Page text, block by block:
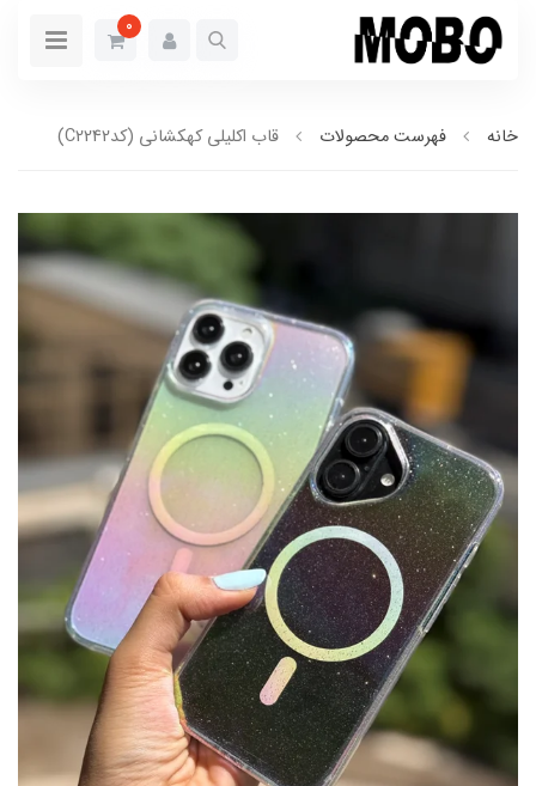
0
خانه فهرست محصولات قاب اکلیلی کهکشانی (کدC2242)